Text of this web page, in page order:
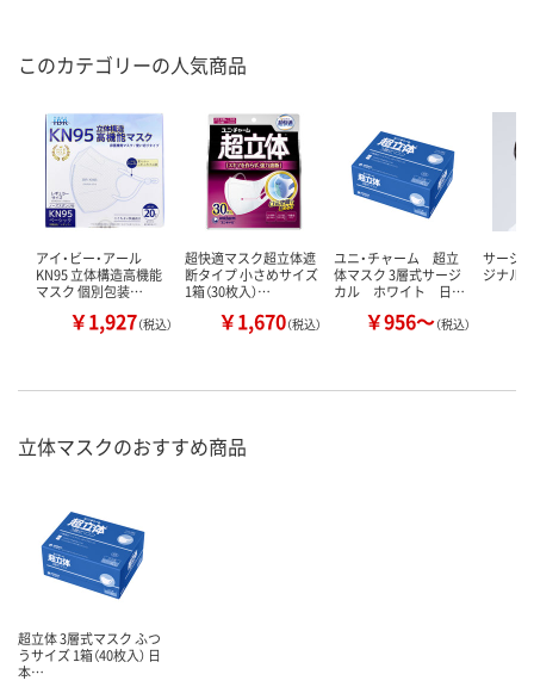
このカテゴリーの人気商品
アイ・ビー・アール
KN95 立体構造高機能
マスク 個別包装…
￥1,927（税込）
超快適マスク超立体遮
断タイプ 小さめサイズ
1箱（30枚入）…
￥1,670（税込）
ユニ・チャーム 超立
体マスク 3層式サージ
カル ホワイト 日…
￥956～（税込）
サージ
ジナル
立体マスクのおすすめ商品
超立体 3層式マスク ふつ
うサイズ 1箱（40枚入） 日
本…